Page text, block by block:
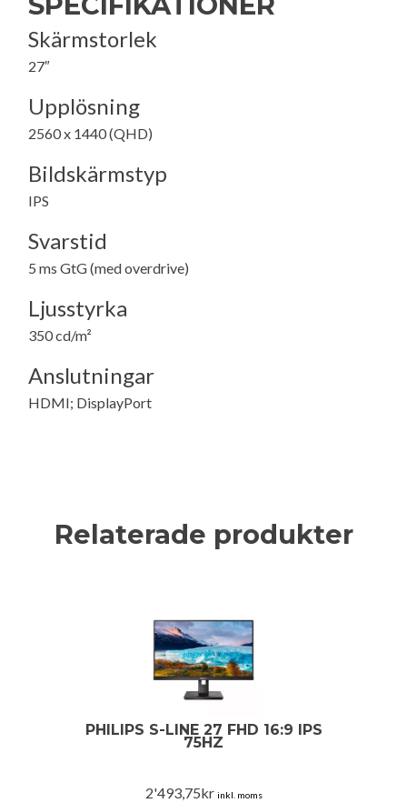
Skärmstorlek
27″
Upplösning
2560 x 1440 (QHD)
Bildskärmstyp
IPS
Svarstid
5 ms GtG (med overdrive)
Ljusstyrka
350 cd/m²
Anslutningar
HDMI; DisplayPort
Relaterade produkter
PHILIPS S-LINE 27 FHD 16:9 IPS
75HZ
2'493,75kr inkl. moms